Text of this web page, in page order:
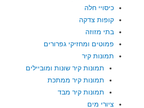
כיסויי חלה
קופות צדקה
בתי מזוזה
פמוטים ומחזיקי גפרורים
תמונות קיר
תמונות קיר שונות ומוביילים
תמונות קיר ממתכת
תמונות קיר מבד
ציורי מים